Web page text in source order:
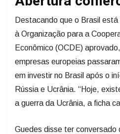
Destacando que o Brasil
à Organização para a
Econômico (OCDE)
empresas europeias
em investir no Brasil após o
Rússia e Ucrânia. “Hoje,
a guerra da Ucrânia, a ficha
Guedes disse ter conversado